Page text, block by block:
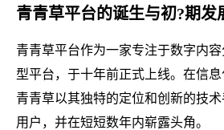
青青草平台的诞生与初?期发
青青草平台作为一家专注于数字内
型平台，于十年前正式上线。在信息
青青草以其独特的定位和创新的技
用户，并在短短数年内崭露头角。